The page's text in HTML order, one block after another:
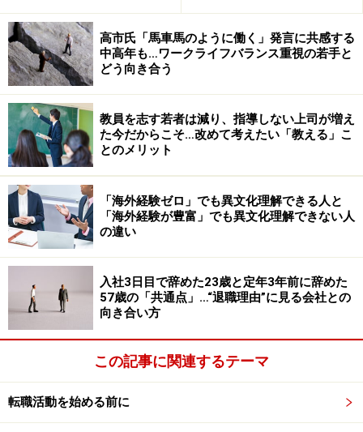
も、自分が研究室で学んだ専門教育とは無縁な就職先を
選ぶ学生は少なからずいる。
欧米やアジアの大学生と比べて、日本の学生の大学院進
学率が低いのは、専門教育を受けても、それが入社後に
評価されないことが多いとの認識があるからではないだ
ろうか。他に類を見ない新卒の就職に関する日本の慣行
（4月に新入社員が一斉に入社するというような）を支
えているのは、企業による学歴至上主義であるという意
見もある。
大企業の多くは、結果的に有名大学出身学生の青田買い
を繰り返し、大量採用をしている。ただそれは、学生時
代の専門性を評価しているというよりは、「主体性を発
揮して、良い学生時代を過ごしたか」「コミュニケーシ
ョン能力が高いか」「自ら問題を解決できる論理的理解
働ける対人関係に優れた人物であるかを優先的に評価し
ている。社会人経験がほとんどない新卒の採用において
高市氏「馬車馬のように働く」発言に共感する
中高年も…ワークライフバランス重視の若手と
どう向き合う
教員を志す若者は減り、指導しない上司が増え
た今だからこそ…改めて考えたい「教える」こ
とのメリット
「海外経験ゼロ」でも異文化理解できる人と
「海外経験が豊富」でも異文化理解できない人
の違い
入社3日目で辞めた23歳と定年3年前に辞めた
57歳の「共通点」…“退職理由”に見る会社との
向き合い方
この記事に関連するテーマ
転職活動を始める前に